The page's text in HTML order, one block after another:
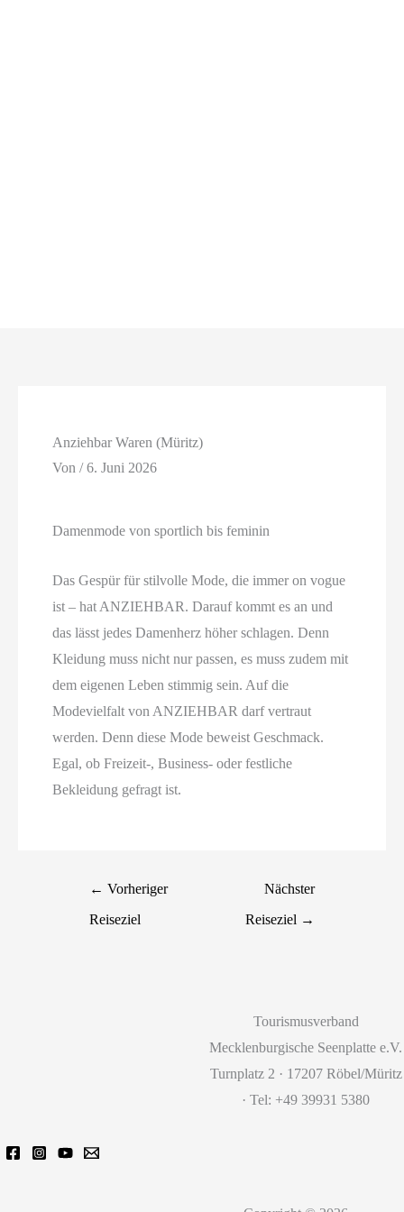
Anziehbar Waren (Müritz)
Von/6. Juni 2026
Damenmode von sportlich bis feminin
Das Gespür für stilvolle Mode, die immer on vogue
ist – hat ANZIEHBAR. Darauf kommt es an und
das lässt jedes Damenherz höher schlagen. Denn
Kleidung muss nicht nur passen, es muss zudem mit
dem eigenen Leben stimmig sein. Auf die
Modevielfalt von ANZIEHBAR darf vertraut
werden. Denn diese Mode beweist Geschmack.
Egal, ob Freizeit-, Business- oder festliche
Bekleidung gefragt ist.
← Vorheriger
Reiseziel
Nächster
Reiseziel →
Tourismusverband
Mecklenburgische Seenplatte e.V.
Turnplatz 2 · 17207 Röbel/Müritz
· Tel: +49 39931 5380